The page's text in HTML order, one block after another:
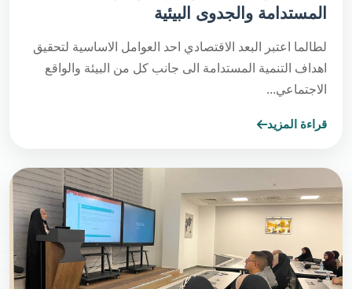
المستدامة والجدوى البيئية
لطالما اعتبر البعد الاقتصادي احد العوامل الاساسية لتحقيق
اهداف التنمية المستدامة الى جانب كل من البيئة والواقع
الاجتماعي...
قراءة المزيد